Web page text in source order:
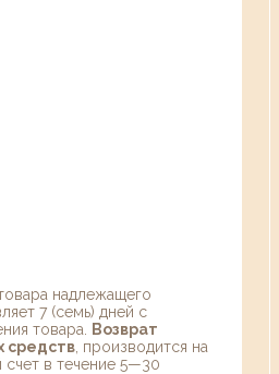
надлежащего
7 (семь) дней с
товара.
Возврат
средств , производится на
счет в течение 5—30